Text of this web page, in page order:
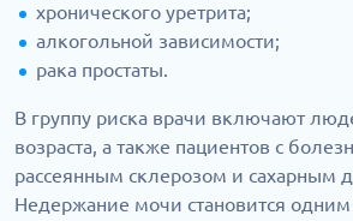
хронического уретрита;
алкогольной зависимости;
рака простаты.
В группу риска врачи включают
возраста, а также пациентов с
рассеянным склерозом и сахарным
Недержание мочи становится одним